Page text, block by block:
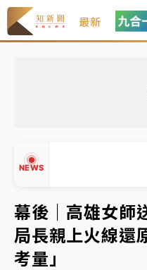
最新
NEWS
中信慈善基金會想增加
駁 理由曝光
故宮《龍藏經》特展第
周六起展出延長至晚上7
台東農業處長涉圖利渡
押庭
▲
▼
幕後｜高雄女師
局長親上火線
考量」